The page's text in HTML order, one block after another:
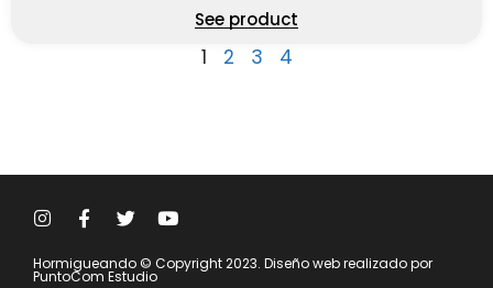
See product
1 2 3 4
Hormigueando © Copyright 2023. Diseño web realizado por
PuntoCom Estudio